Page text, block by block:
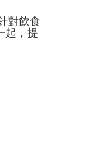
對飲食
起，提